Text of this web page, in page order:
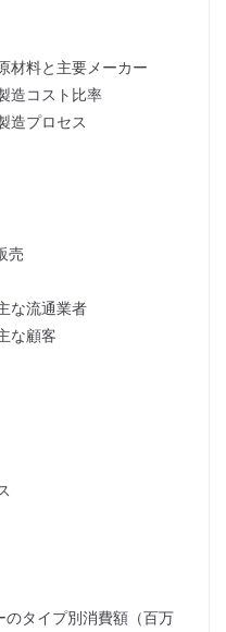
材料と主要メーカー
造コスト比率
造プロセス
売
な流通業者
な顧客
のタイプ別消費額（百万